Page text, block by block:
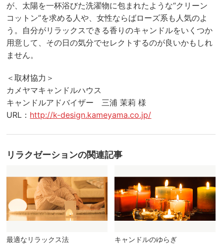
が、太陽を一杯浴びた洗濯物に包まれたような“クリーン
コットン”を求める人や、女性ならばローズ系も人気のよ
う。自分がリラックスできる香りのキャンドルをいくつか
用意して、その日の気分でセレクトするのが良いかもしれ
ません。
＜取材協力＞
カメヤマキャンドルハウス
キャンドルアドバイザー 三浦 茉莉 様
URL： http://k-design.kameyama.co.jp/
リラクゼーションの関連記事
最適なリラックス法 キャンドルのゆらぎ